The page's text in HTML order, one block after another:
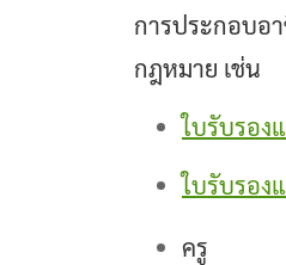
การประกอบอ
กฎหมาย เช่น
ใบรับรอง
ใบรับรอง
ครู